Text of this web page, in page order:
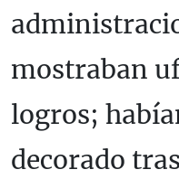
mostraban
logros;
decorado